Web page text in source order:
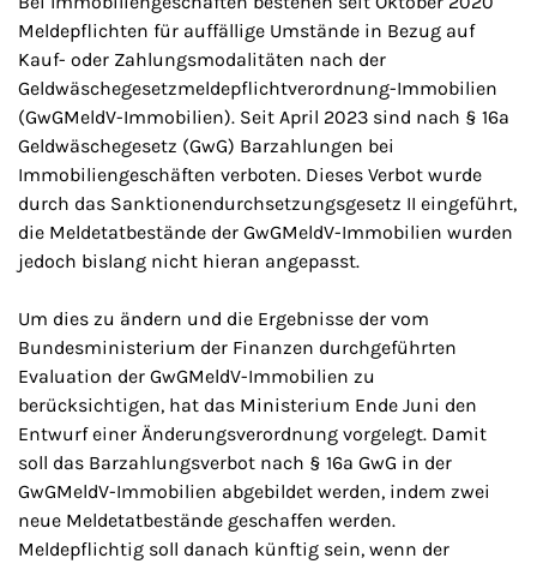
Meldepflichten für auffällige Umstände in Bezug auf
Kauf- oder Zahlungsmodalitäten nach der
Geldwäschegesetzmeldepflichtverordnung-Immobilien
(GwGMeldV-Immobilien). Seit April 2023 sind nach § 16a
Geldwäschegesetz (GwG) Barzahlungen bei
Immobiliengeschäften verboten. Dieses Verbot wurde
durch das Sanktionendurchsetzungsgesetz II eingeführt,
die Meldetatbestände der GwGMeldV-Immobilien wurden
jedoch bislang nicht hieran angepasst.
Um dies zu ändern und die Ergebnisse der vom
Bundesministerium der Finanzen durchgeführten
Evaluation der GwGMeldV-Immobilien zu
berücksichtigen, hat das Ministerium Ende Juni den
Entwurf einer Änderungsverordnung vorgelegt. Damit
soll das Barzahlungsverbot nach § 16a GwG in der
GwGMeldV-Immobilien abgebildet werden, indem zwei
neue Meldetatbestände geschaffen werden.
Meldepflichtig soll danach künftig sein, wenn der